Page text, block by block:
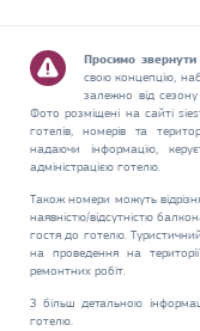
Просимо
свою концепцію,
залежно від
Фото розміщені на сайті
готелів, номерів та
надаючи інформацію,
адміністрацією готелю.
Також номери можуть
наявністю/відсутністю
гостя до готелю.
на проведення на
ремонтних робіт.
З більш детальною
готелю.